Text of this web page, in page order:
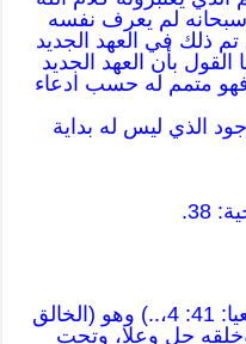
سبحانه لم يعرف نفسه
ذلك في العهد الجديد
القول بأن العهد الجديد
فهو متمم له حسب ادعاء
الذي ليس له بداية
صيرورة فهو الأول والآخر) (أشعيا: 41: 4،..) وهو (الخالق
جل وعلا، وتحت